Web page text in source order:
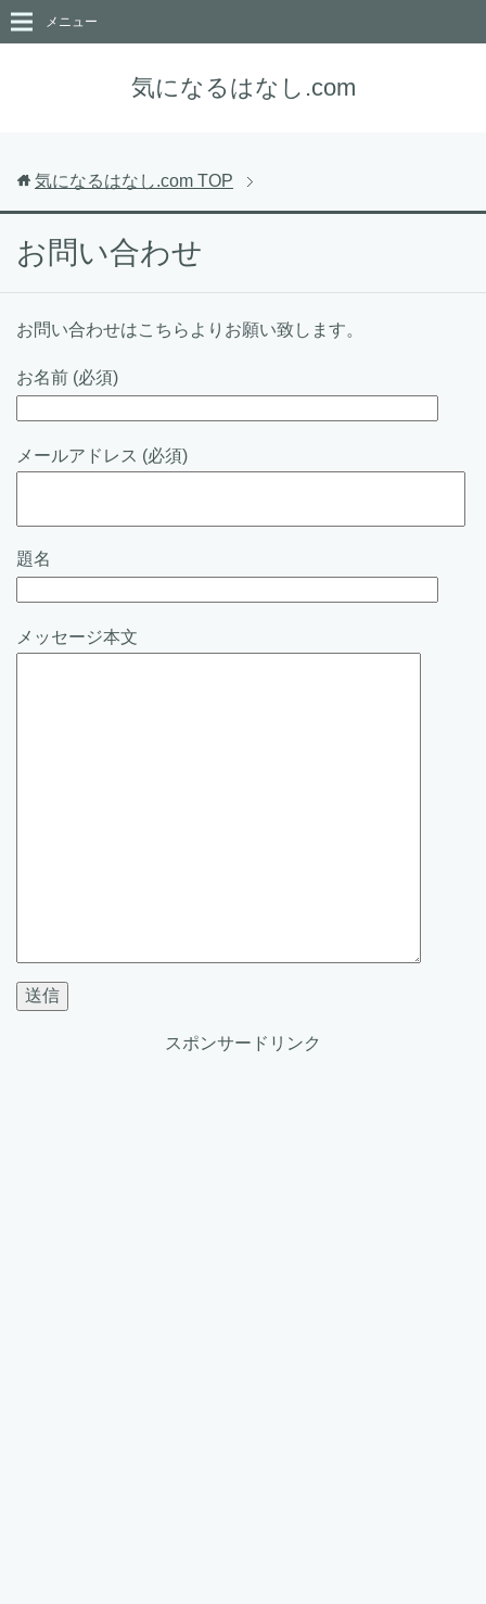
気になるはなし.com
メニュー
気になるはなし.com TOP
お問い合わせ
お問い合わせはこちらよりお願い致します。
お名前 (必須)
メールアドレス (必須)
題名
メッセージ本文
スポンサードリンク